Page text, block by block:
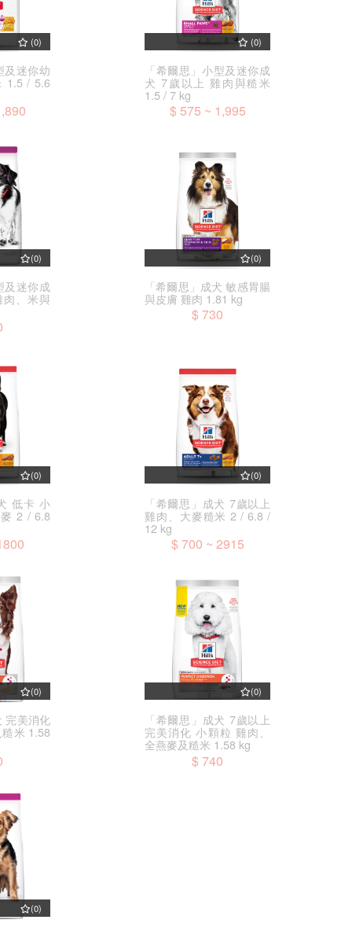
(0)
及迷你幼
1.5 / 5.6
(0)
「希爾思」小型及迷你成
犬 7歲以上 雞肉與糙米
1.5 / 7 kg
$ 575 ~ 1,995
(0)
及迷你成
、米與
(0)
「希爾思」成犬 敏感胃腸
與皮膚 雞肉 1.81 kg
$ 730
(0)
低卡 小
2 / 6.8
(0)
「希爾思」成犬 7歲以上
雞肉、大麥糙米 2 / 6.8 /
12 kg
$ 700 ~ 2915
(0)
完美消化
米 1.58
(0)
「希爾思」成犬 7歲以上
完美消化 小顆粒 雞肉、
全燕麥及糙米 1.58 kg
$ 740
(0)